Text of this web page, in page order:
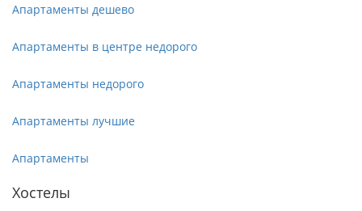
Апартаменты дешево
Апартаменты в центре недорого
Апартаменты недорого
Апартаменты лучшие
Апартаменты
Хостелы